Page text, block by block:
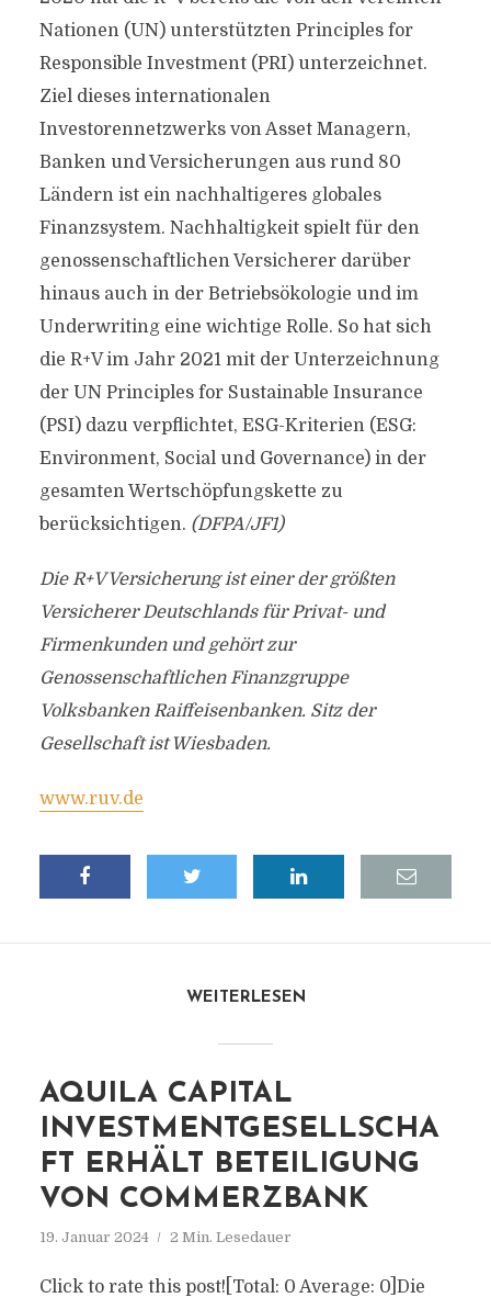
Nationen (UN) unterstützten Principles for
Responsible Investment (PRI) unterzeichnet.
Ziel dieses internationalen
Investorennetzwerks von Asset Managern,
Banken und Versicherungen aus rund 80
Ländern ist ein nachhaltigeres globales
Finanzsystem. Nachhaltigkeit spielt für den
genossenschaftlichen Versicherer darüber
hinaus auch in der Betriebsökologie und im
Underwriting eine wichtige Rolle. So hat sich
die R+V im Jahr 2021 mit der Unterzeichnung
der UN Principles for Sustainable Insurance
(PSI) dazu verpflichtet, ESG-Kriterien (ESG:
Environment, Social und Governance) in der
gesamten Wertschöpfungskette zu
berücksichtigen. (DFPA/JF1)
Die R+V Versicherung ist einer der größten
Versicherer Deutschlands für Privat- und
Firmenkunden und gehört zur
Genossenschaftlichen Finanzgruppe
Volksbanken Raiffeisenbanken. Sitz der
Gesellschaft ist Wiesbaden.
www.ruv.de
WEITERLESEN
AQUILA CAPITAL
INVESTMENTGESELLSCHA
FT ERHÄLT BETEILIGUNG
VON COMMERZBANK
19. Januar 2024 2 Min. Lesedauer
Click to rate this post![Total: 0 Average: 0]Die